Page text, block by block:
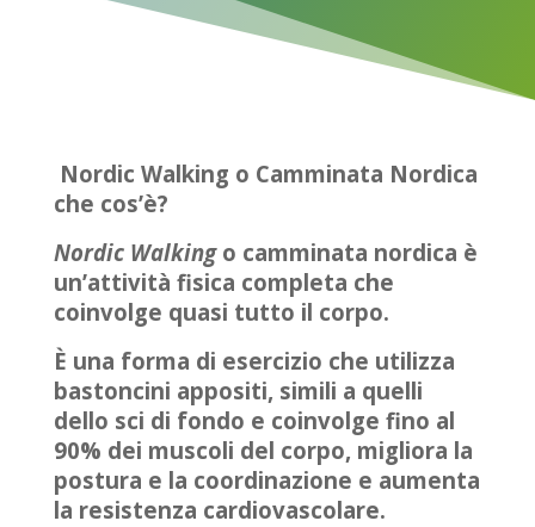
Nordic Walking o Camminata Nordica
che cos’è?
Nordic Walkingo camminata nordica è
un’attività fisica completa che
coinvolge quasi tutto il corpo.
È una forma di esercizio che utilizza
bastoncini appositi, simili a quelli
dello sci di fondo e coinvolge fino al
90% dei muscoli del corpo, migliora la
postura e la coordinazione e aumenta
la resistenza cardiovascolare.